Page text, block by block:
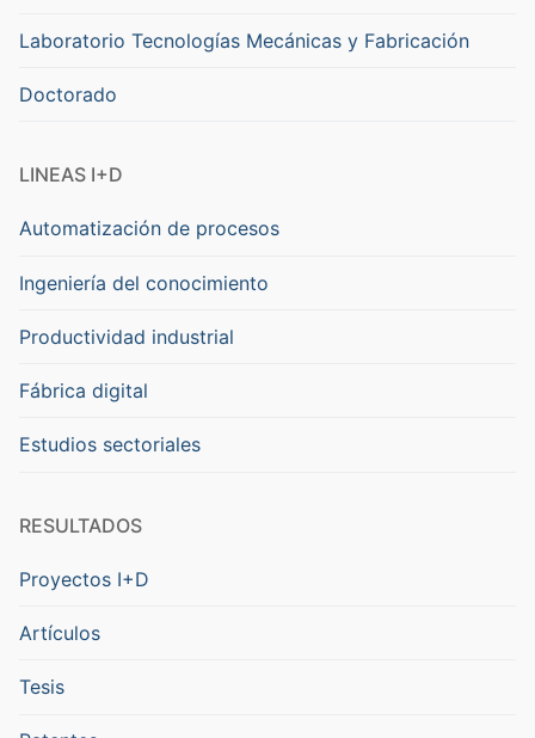
Laboratorio Tecnologías Mecánicas y Fabricación
Doctorado
LINEAS I+D
Automatización de procesos
Ingeniería del conocimiento
Productividad industrial
Fábrica digital
Estudios sectoriales
RESULTADOS
Proyectos I+D
Artículos
Tesis